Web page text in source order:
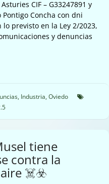
CIF – G33247891 y
Concha con dni
previsto en la Ley 2/2023,
y denuncias
, Industria, Oviedo
tiene
contra la
aire ☠️☣️